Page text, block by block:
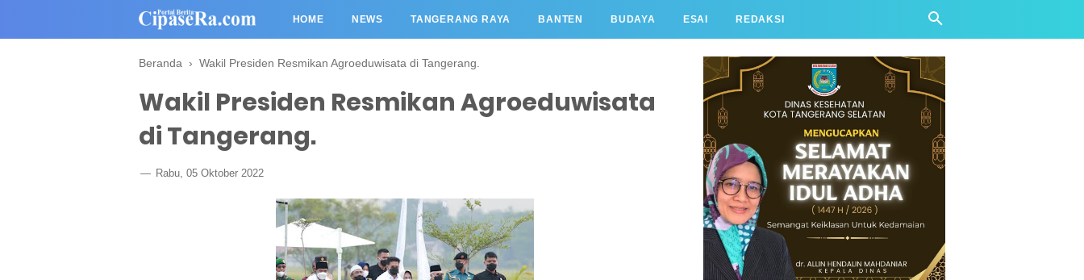
HOME NEWS TANGERANG RAYA BANTEN BUDAYA ESAI REDAKSI
Beranda › Wakil Presiden Resmikan Agroeduwisata di Tangerang.
Wakil Presiden Resmikan Agroeduwisata
di Tangerang.
Rabu, 05 Oktober 2022